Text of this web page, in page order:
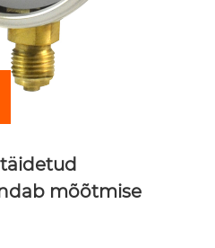
mõõtmise